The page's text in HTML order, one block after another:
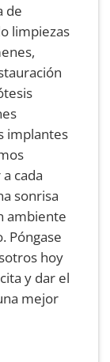
de
limpiezas
implantes
cada
sonrisa
ambiente
Póngase
hoy
y dar el
mejor